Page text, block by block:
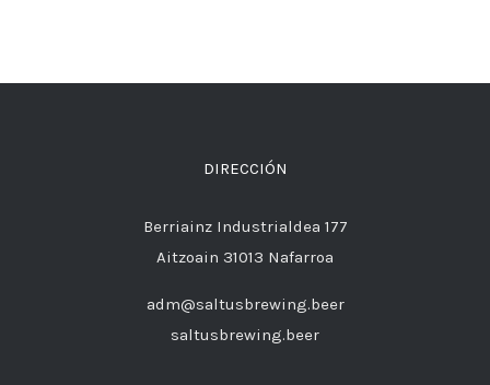
DIRECCIÓN
Berriainz Industrialdea 177
Aitzoain 31013 Nafarroa
adm@saltusbrewing.beer
saltusbrewing.beer